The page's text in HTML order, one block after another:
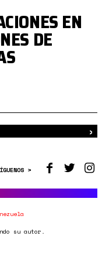
EN
DE
›
>
su autor.